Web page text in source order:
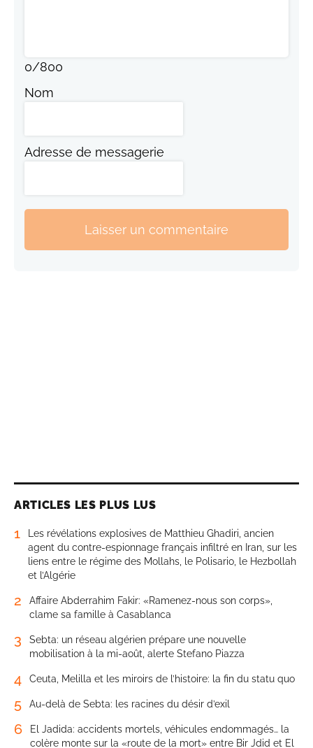
0/800
Nom
Adresse de messagerie
Laisser un commentaire
ARTICLES LES PLUS LUS
1
Les révélations explosives de Matthieu Ghadiri, ancien
agent du contre-espionnage français infiltré en Iran, sur les
liens entre le régime des Mollahs, le Polisario, le Hezbollah
et l’Algérie
2
Affaire Abderrahim Fakir: «Ramenez-nous son corps»,
clame sa famille à Casablanca
3
Sebta: un réseau algérien prépare une nouvelle
mobilisation à la mi-août, alerte Stefano Piazza
4 Ceuta, Melilla et les miroirs de l’histoire: la fin du statu quo
5 Au-delà de Sebta: les racines du désir d’exil
6
El Jadida: accidents mortels, véhicules endommagés… la
colère monte sur la «route de la mort» entre Bir Jdid et El